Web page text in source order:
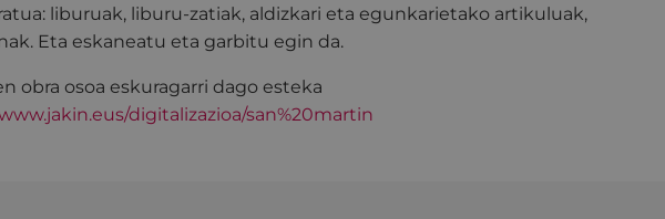
liburuak, liburu-zatiak, aldizkari eta egunkarietako artikuluak,
Eta eskaneatu eta garbitu egin da.
obra osoa eskuragarri dago esteka
digitalizazioa/san%20martin